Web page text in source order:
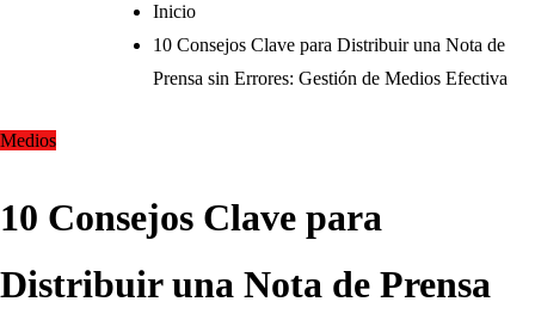
Inicio
10 Consejos Clave para Distribuir una Nota de
Prensa sin Errores: Gestión de Medios Efectiva
Medios
10 Consejos Clave para
Distribuir una Nota de Prensa